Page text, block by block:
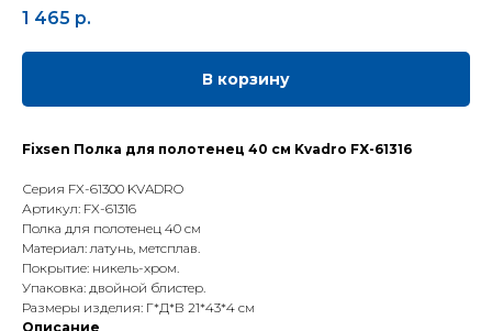
1 465 р.
В корзину
Fixsen Полка для полотенец 40 см Kvadro FX-61316
Серия FX-61300 KVADRO
Артикул: FX-61316
Полка для полотенец 40 см
Материал: латунь, метсплав.
Покрытие: никель-хром.
Упаковка: двойной блистер.
Размеры изделия: Г*Д*В 21*43*4 см
Описание